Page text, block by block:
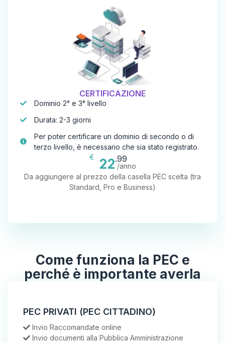
CERTIFICAZIONE
Dominio 2° e 3° livello
Durata: 2-3 giorni
Per poter certificare un dominio di secondo o di
terzo livello, è necessario che sia stato registrato.
€
22.99
/anno
Da aggiungere al prezzo della casella PEC scelta (tra
Standard, Pro e Business)
Come funziona la PEC e
perché è importante averla
PEC PRIVATI (PEC CITTADINO)
Invio Raccomandate online
Invio documenti alla Pubblica Amministrazione